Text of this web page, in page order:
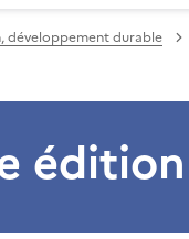
développement durable